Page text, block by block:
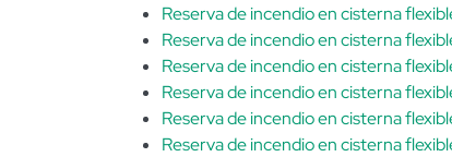
Reserva de incendio en cisterna
Reserva de incendio en cisterna
Reserva de incendio en cisterna
Reserva de incendio en cisterna
Reserva de incendio en cisterna
Reserva de incendio en cisterna